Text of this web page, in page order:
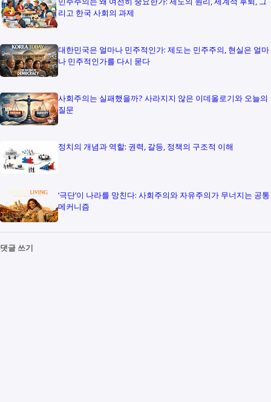
리고 한국 사회의 과제
대한민국은 얼마나 민주적인가: 제도는 민주주의, 현실은 얼마
나 민주적인가를 다시 묻다
사회주의는 실패했을까? 사라지지 않은 이데올로기와 오늘의
질문
정치의 개념과 역할: 권력, 갈등, 정책의 구조적 이해
‘극단’이 나라를 망친다: 사회주의와 자유주의가 무너지는 공통
메커니즘
댓글 쓰기